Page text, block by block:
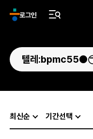
로그인
최신순 기간선택